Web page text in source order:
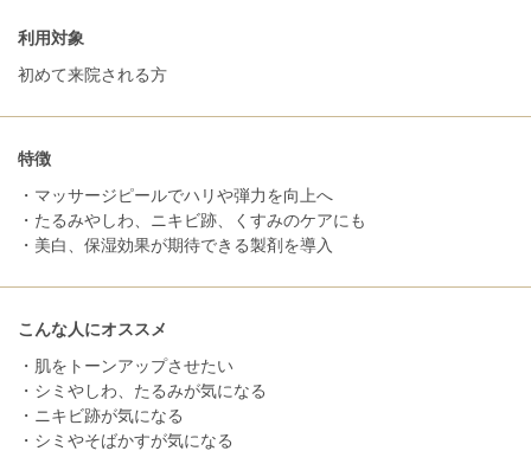
利用対象
初めて来院される方
特徴
・マッサージピールでハリや弾力を向上へ
・たるみやしわ、ニキビ跡、くすみのケアにも
・美白、保湿効果が期待できる製剤を導入
こんな人にオススメ
・肌をトーンアップさせたい
・シミやしわ、たるみが気になる
・ニキビ跡が気になる
・シミやそばかすが気になる